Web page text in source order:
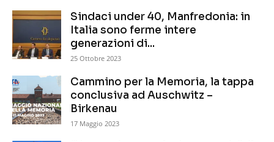
Sindaci under 40, Manfredonia: in
Italia sono ferme intere
generazioni di...
25 Ottobre 2023
Cammino per la Memoria, la tappa
conclusiva ad Auschwitz –
Birkenau
17 Maggio 2023